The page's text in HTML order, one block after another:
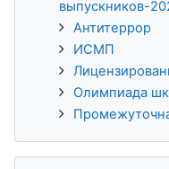
выпускников-
Антитеррор
ИСМП
Олимпиада